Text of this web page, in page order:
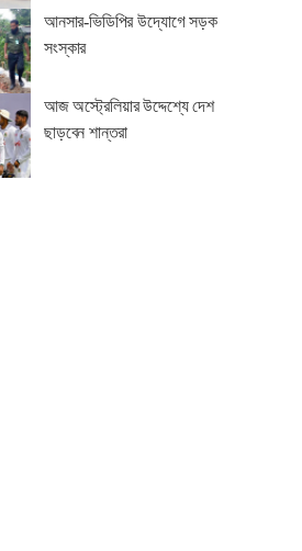
আনসার-ভিডিপির উদ্যোগে সড়ক
সংস্কার
আজ অস্ট্রেলিয়ার উদ্দেশ্যে দেশ
ছাড়বেন শান্তরা